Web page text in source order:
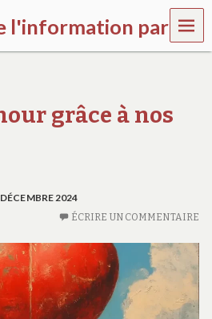
l'information par
MEN
U
grâce à nos
2024
ÉCRIRE UN COMMENTAIRE